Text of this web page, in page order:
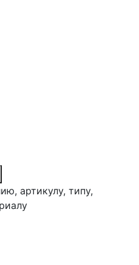
артикулу, типу,